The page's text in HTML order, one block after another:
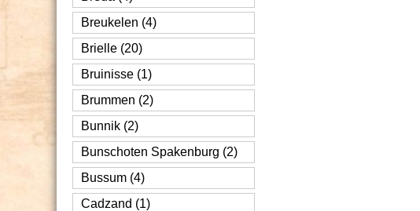
Breukelen (4)
Brielle (20)
Bruinisse (1)
Brummen (2)
Bunnik (2)
Bunschoten Spakenburg (2)
Bussum (4)
Cadzand (1)